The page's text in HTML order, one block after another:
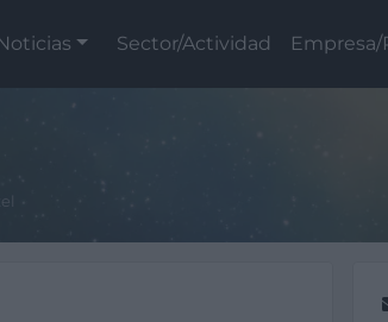
Sector/Actividad Empresa/